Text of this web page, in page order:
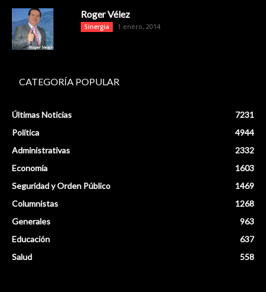
Roger Vélez
Sinergia 1 enero, 2014
CATEGORÍA POPULAR
Últimas Noticias
7231
Política
4944
Administrativas
2332
Economía
1603
Seguridad y Orden Público
1469
Columnistas
1268
Generales
963
Educación
637
Salud
558